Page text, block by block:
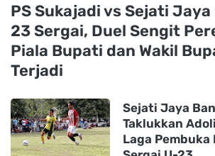
PS Sukajadi vs Sejati
23 Sergai, Duel Sengit
Piala Bupati dan Wakil
Terjadi
Sejati Jaya
Taklukkan
Laga